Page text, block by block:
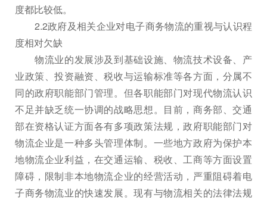
度都比较低。
2.2政府及相关企业对电子商务物流的重视与认识程
度相对欠缺
物流业的发展涉及到基础设施、物流技术设备、产
业政策、投资融资、税收与运输标准等各方面，分属不
同的政府职能部门管理。但各职能部门对现代物流认识
不足并缺乏统一协调的战略思想。目前，商务部、交通
部在资格认证方面各有多项政策法规，政府职能部门对
物流企业是一种多头管理体制。一些地方政府为保护本
地物流企业利益，在交通运输、税收、工商等方面设置
障碍，限制非本地物流企业的经营活动，严重阻碍着电
子商务物流业的快速发展。现有与物流相关的法律法规